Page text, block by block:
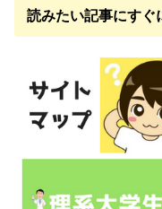
読みたい記事にすぐ